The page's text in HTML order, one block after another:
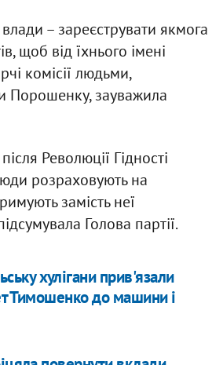
– зареєструвати якмога
щоб від їхнього імені
комісії людьми,
Порошенку, зауважила
Революції Гідності
розраховують на
замість неї
Голова партії.
хулігани прив'язали
Тимошенко до машини і